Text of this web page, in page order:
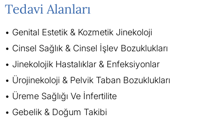
Tedavi Alanları
Genital Estetik & Kozmetik Jinekoloji
Cinsel Sağlık & Cinsel İşlev Bozuklukları
Jinekolojik Hastalıklar & Enfeksiyonlar
Ürojinekoloji & Pelvik Taban Bozuklukları
Üreme Sağlığı Ve İnfertilite
Gebelik & Doğum Takibi